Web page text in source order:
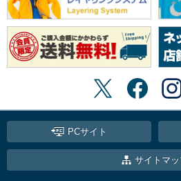
PCサイト
サイトマッ